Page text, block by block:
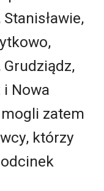
i Nowa
zatem
którzy